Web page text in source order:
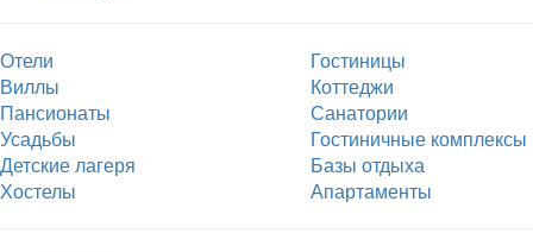
Отели
Гостиницы
Виллы
Коттеджи
Пансионаты
Санатории
Усадьбы
Гостиничные комплексы
Детские лагеря
Базы отдыха
Хостелы
Апартаменты